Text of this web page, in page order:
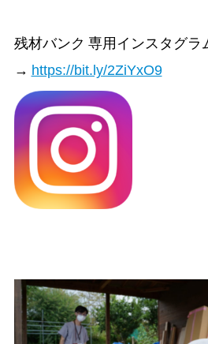
残材バンク 専用インスタグラ
→ https://bit.ly/2ZiYxO9